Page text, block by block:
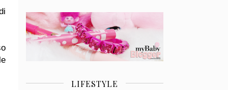
LIFESTYLE